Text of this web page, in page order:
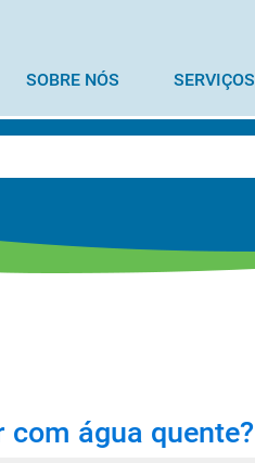
SOBRE NÓS SERVIÇOS
com água quente?